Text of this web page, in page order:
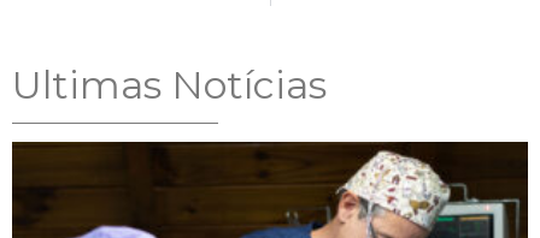
Ultimas Notícias